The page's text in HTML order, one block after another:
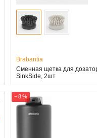
Brabantia
Сменная щетка для
SinkSide, 2шт
− 8 %